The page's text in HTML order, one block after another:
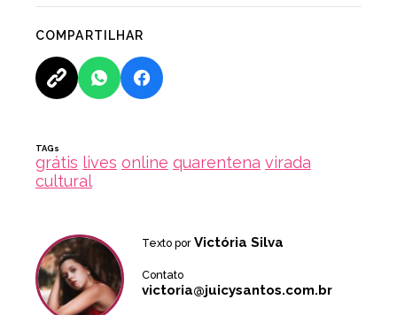
COMPARTILHAR
TAGs
grátis lives online quarentena virada
cultural
Texto por Victória Silva
Contato
victoria@juicysantos.com.br